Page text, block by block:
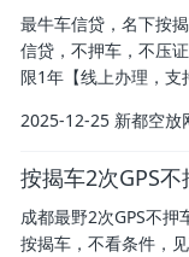
最牛车信贷，名下按
信贷，不押车，不压
限1年【线上办理，支
2025-12-25 新都空放
按揭车2次GPS
成都最野2次GPS不押
按揭车，不看条件，